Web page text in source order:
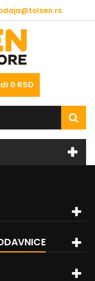
0 RSD